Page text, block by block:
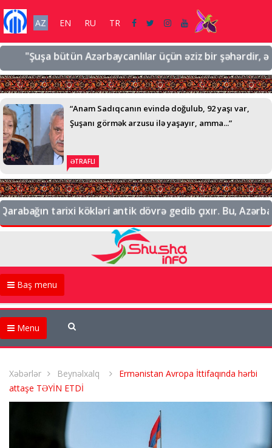
AZ EN RU TR
"Şuşa bütün Azərbaycanlılar üçün əziz bir şəhərdir,
“Anam Sadıqcanın evində doğulub, 92 yaşı var,
Şuşanı görmək arzusu ilə yaşayır, amma...”
ƏTRAFLI
tarixi kökləri antik dövrə gedib çıxır. Bu,
Baş menu
Menu
Xəbərlər Beynəlxalq
Ermənistan Avropa İttifaqında hərbi
attaşe TƏYİN ETDİ